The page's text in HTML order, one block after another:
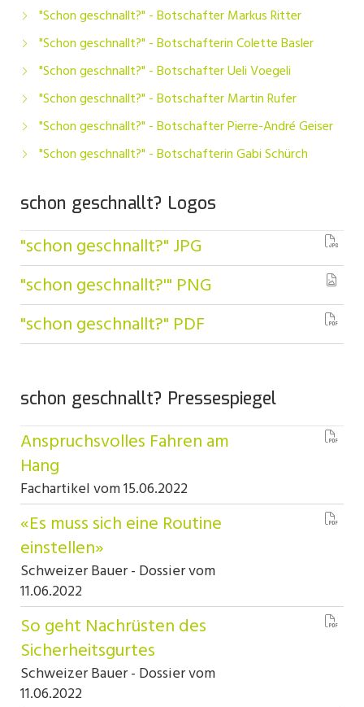
"Schon geschnallt?" - Botschafter Markus Ritter
"Schon geschnallt?" - Botschafterin Colette Basler
"Schon geschnallt?" - Botschafter Ueli Voegeli
"Schon geschnallt?" - Botschafter Martin Rufer
"Schon geschnallt?" - Botschafter Pierre-André Geiser
"Schon geschnallt?" - Botschafterin Gabi Schürch
schon geschnallt? Logos
"schon geschnallt?" JPG
"schon geschnallt?'" PNG
"schon geschnallt?" PDF
schon geschnallt? Pressespiegel
Anspruchsvolles Fahren am
Hang
Fachartikel vom 15.06.2022
«Es muss sich eine Routine
einstellen»
Schweizer Bauer - Dossier vom
11.06.2022
So geht Nachrüsten des
Sicherheitsgurtes
Schweizer Bauer - Dossier vom
11.06.2022